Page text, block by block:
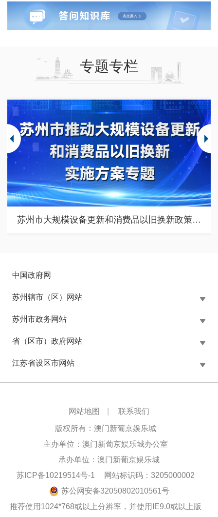
专题专栏
苏州市大规模设备更新和消费品以旧换新政策专题
中国政府网
苏州辖市（区）网站
苏州市政务网站
省（区市）政府网站
江苏省设区市网站
网站地图 联系我们
版权所有：澳门新葡京娱乐城
主办单位：澳门新葡京娱乐城办公室
承办单位：澳门新葡京娱乐城
苏ICP备10219514号-1
网站标识码：3205000002
苏公网安备32050802010561号
推荐使用1024*768或以上分辨率，并使用IE9.0或以上版